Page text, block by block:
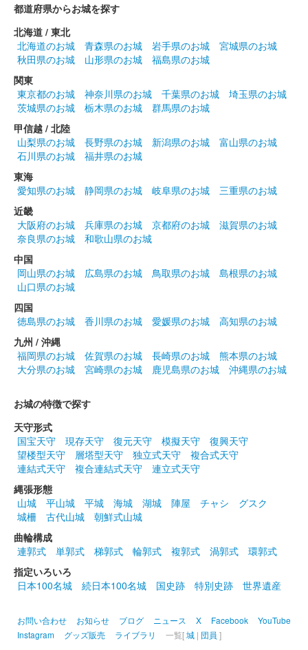
都道府県からお城を探す
北海道 / 東北
北海道のお城
青森県のお城 岩手県のお城
宮城県のお城
秋田県のお城
山形県のお城
福島県のお城
関東
東京都のお城
神奈川県のお城 千葉県のお城
埼玉県のお城
茨城県のお城
栃木県のお城
群馬県のお城
甲信越 / 北陸
山梨県のお城
長野県のお城 新潟県のお城
富山県のお城
石川県のお城
福井県のお城
東海
愛知県のお城
静岡県のお城 岐阜県のお城
三重県のお城
近畿
大阪府のお城
兵庫県のお城 京都府のお城
滋賀県のお城
奈良県のお城
和歌山県のお城
中国
岡山県のお城
広島県のお城 鳥取県のお城
島根県のお城
山口県のお城
四国
徳島県のお城
香川県のお城 愛媛県のお城
高知県のお城
九州 / 沖縄
福岡県のお城
佐賀県のお城 長崎県のお城
熊本県のお城
大分県のお城
宮崎県のお城 鹿児島県のお城 沖縄県のお城
お城の特徴で探す
天守形式
国宝天守
現存天守 復元天守 模擬天守
復興天守
望楼型天守
層塔型天守 独立式天守
複合式天守
連結式天守
複合連結式天守
連立式天守
縄張形態
山城
平山城 平城 海城 湖城 陣屋 チャシ
グスク
城柵
古代山城
朝鮮式山城
曲輪構成
連郭式
単郭式 梯郭式 輪郭式 複郭式 渦郭式
環郭式
指定いろいろ
日本100名城
続日本100名城 国史跡 特別史跡 世界遺産
お問い合わせ お知らせ ブログ ニュース X Facebook
YouTube
Instagram
グッズ販売 ライブラリ 一覧[城 | 団員 ]